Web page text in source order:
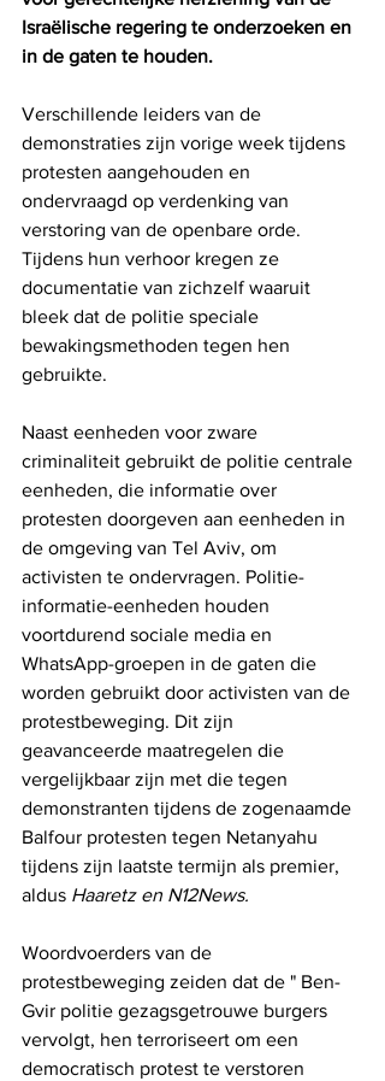
Israëlische regering te onderzoeken en
in de gaten te houden.
Verschillende leiders van de
demonstraties zijn vorige week tijdens
protesten aangehouden en
ondervraagd op verdenking van
verstoring van de openbare orde.
Tijdens hun verhoor kregen ze
documentatie van zichzelf waaruit
bleek dat de politie speciale
bewakingsmethoden tegen hen
gebruikte.
Naast eenheden voor zware
criminaliteit gebruikt de politie centrale
eenheden, die informatie over
protesten doorgeven aan eenheden in
de omgeving van Tel Aviv, om
activisten te ondervragen. Politie-
informatie-eenheden houden
voortdurend sociale media en
WhatsApp-groepen in de gaten die
worden gebruikt door activisten van de
protestbeweging. Dit zijn
geavanceerde maatregelen die
vergelijkbaar zijn met die tegen
demonstranten tijdens de zogenaamde
Balfour protesten tegen Netanyahu
tijdens zijn laatste termijn als premier,
aldus Haaretz en N12News.
Woordvoerders van de
protestbeweging zeiden dat de " Ben-
Gvir politie gezagsgetrouwe burgers
vervolgt, hen terroriseert om een ​​
democratisch protest te verstoren